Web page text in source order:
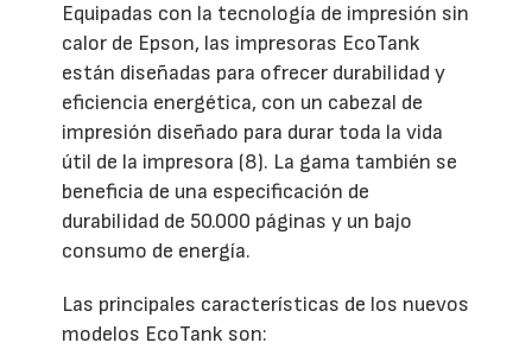
Equipadas con la tecnología de impresión sin
calor de Epson, las impresoras EcoTank
están diseñadas para ofrecer durabilidad y
eficiencia energética, con un cabezal de
impresión diseñado para durar toda la vida
útil de la impresora (8). La gama también se
beneficia de una especificación de
durabilidad de 50.000 páginas y un bajo
consumo de energía.
Las principales características de los nuevos
modelos EcoTank son: